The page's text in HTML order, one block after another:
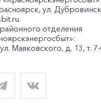
700-24-57
обратный звонок
клиентам
клиентам
ул.
отделения
Маяковского, д. 13, т.